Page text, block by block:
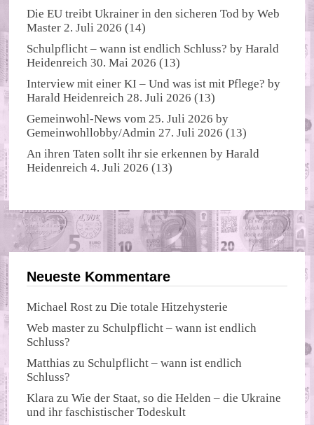
Die EU treibt Ukrainer in den sicheren Tod byWeb
Master 2. Juli 2026 (14)
Schulpflicht – wann ist endlich Schluss? byHarald
Heidenreich 30. Mai 2026 (13)
Interview mit einer KI – Und was ist mit Pflege? by
Harald Heidenreich 28. Juli 2026 (13)
Gemeinwohl-News vom 25. Juli 2026 by
Gemeinwohllobby/Admin 27. Juli 2026 (13)
An ihren Taten sollt ihr sie erkennen byHarald
Heidenreich 4. Juli 2026 (13)
Neueste Kommentare
Michael Rost zuDie totale Hitzehysterie
Web master zu Schulpflicht – wann ist endlich
Schluss?
Matthias zu Schulpflicht – wann ist endlich
Schluss?
Klara zuWie der Staat, so die Helden – die Ukraine
und ihr faschistischer Todeskult